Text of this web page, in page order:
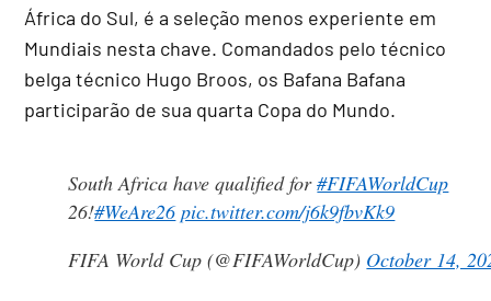
África do Sul, é a seleção menos experiente em
Mundiais nesta chave. Comandados pelo técnico
belga técnico Hugo Broos, os Bafana Bafana
participarão de sua quarta Copa do Mundo.
South Africa have qualified for#FIFAWorldCup
26!#WeAre26 pic.twitter.com/j6k9fbvKk9
FIFA World Cup (@FIFAWorldCup) October 14,